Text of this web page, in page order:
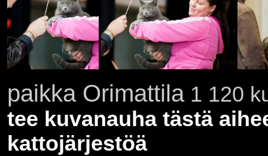
paikka Orimattila1 120
tee kuvanauha tästä
kattojärjestöä